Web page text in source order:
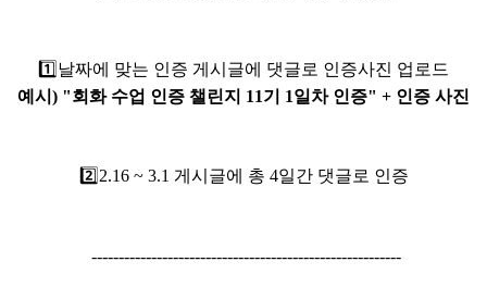
1️⃣ 날짜에 맞는 인증 게시글에 댓글로 인증사진 업로드
예시) "회화 수업 인증 챌린지 11기 1일차 인증" + 인증 사진
2️⃣2.16~ 3.1 게시글에 총 4일간 댓글로 인증
---------------------------------------------------------